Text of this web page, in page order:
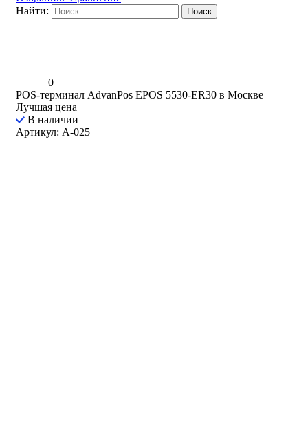
Найти:
0
POS-терминал AdvanPos EPOS 5530-ER30 в Москве
Лучшая цена
В наличии
Артикул: A-025